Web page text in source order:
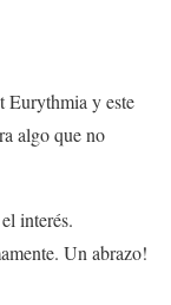
Eurythmia y este
algo que no
interés.
Un abrazo!